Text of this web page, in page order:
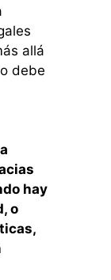
allá
debe
hay
o